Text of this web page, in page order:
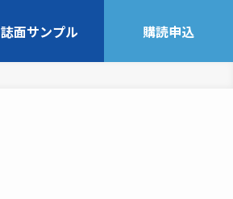
誌面サンプル 購読申込